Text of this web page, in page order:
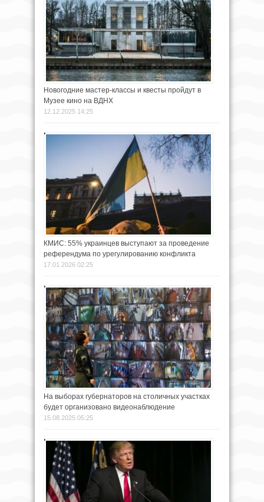
Новогодние мастер-классы и квесты пройдут в
Музее кино на ВДНХ
12.12.2025 14:25
КМИС: 55% украинцев выступают за проведение
референдума по урегулированию конфликта
17.01.2026 02:25
На выборах губернаторов на столичных участках
будет организовано видеонаблюдение
15.08.2025 05:25